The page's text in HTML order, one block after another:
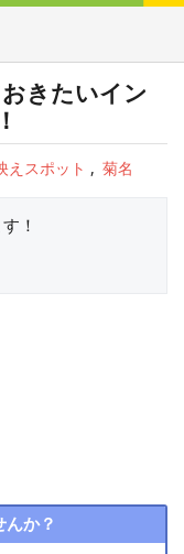
おきたいイン
えスポット 菊名
！
んか？